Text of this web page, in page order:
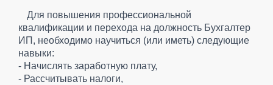
Для повышения профессиональной
квалификации и перехода на должность Бухгалтер
ИП, необходимо научиться (или иметь) следующие
навыки:
- Начислять заработную плату,
- Рассчитывать налоги,